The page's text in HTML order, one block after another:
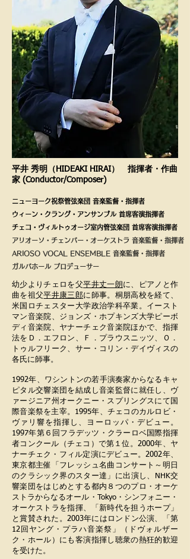
平井 秀明（HIDEAKI HIRAI） 指揮者・作曲
家 (Conductor/Composer)
ニューヨーク祝祭管弦楽団 音楽監督・指揮者
ウィーン・クラング・アンサンブル 首席客演指揮者
チェコ・ヴィルトゥオージ室内管弦楽団 首席客演指揮者
アリオーソ・チェンバー・オーケストラ 音楽監督・指揮者
​ARIOSO VOCAL ENSEMBLE 音楽監督・指揮者
​ガルバホール プロデューサー
幼少よりチェロを父平井丈一朗 に、ピアノと作
曲を祖父平井康三郎に師事。桐朋高校を経て、
米国ロチェスター大学政治学科卒業。イースト
マン音楽院、ジョンズ・ホプキンズ大学ピーボ
ディ音楽院、ヤナーチェク音楽院ほかで、指揮
法をＤ．エフロン、Ｆ．プラウスニッツ、Ｏ．
トゥルフリーク、サー・コリン・デイヴィスの
各氏に師事。
1992年、ワシントンの若手演奏家からなるキャ
ピタル交響楽団を結成し音楽監督に就任し、ヴ
ァージニア州オークニー・スプリングスにて国
際音楽祭を主宰。1995年、チェコのカルロビ・
ヴァリ響を指揮し、ヨーロッパ・デビュー。
1997年第６回フラデッツ・クラーロベ国際指揮
者コンクール（チェコ）で第１位。2000年、ヤ
ナーチェク・フィル定演にデビュー。2002年、
東京都主催「フレッシュ名曲コンサート～明日
のクラシック界のスター達」に出演し、NHK交
響楽団をはじめとする都内８つのプロ・オーケ
ストラからなるオール・Tokyo・シンフォニー・
オーケストラを指揮、「新時代を担うホープ」
と賞賛された。2003年にはロンドン公演、「第
12回ヤング・プラハ音楽祭」（ドヴォルザー
ク・ホール）にも客演指揮し聴衆の熱狂的歓迎
を受けた。